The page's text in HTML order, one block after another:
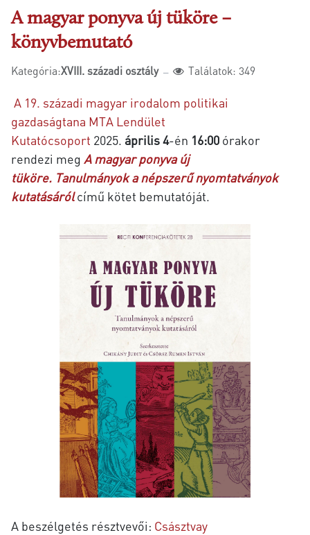
A magyar ponyva új tüköre –
könyvbemutató
Kategória:XVIII. századi osztály Találatok: 349
A 19. századi magyar irodalom politikai
gazdaságtana MTA Lendület
Kutatócsoport 2025. április 4-én 16:00órakor
rendezi meg A magyar ponyva új
tüköre. Tanulmányok a népszerű nyomtatványok
kutatásáról című kötet bemutatóját.
A beszélgetés résztvevői: Császtvay